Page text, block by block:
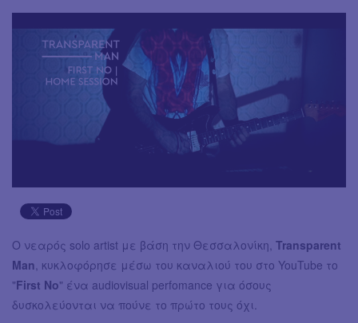
O νεαρός solo artist με βάση την Θεσσαλονίκη, Transparent
Man , κυκλοφόρησε μέσω του καναλιού του στο YouTube το
"First No" ένα audiovisual perfomance για όσους
δυσκολεύονται να πούνε το πρώτο τους όχι.